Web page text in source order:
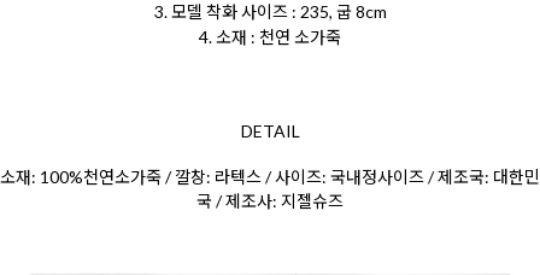
3. 모델 착화 사이즈 : 235, 굽 8cm
4. 소재 : 천연 소가죽
DETAIL
소재: 100%천연소가죽 / 깔창: 라텍스 / 사이즈: 국내정사이즈 / 제조국: 대한민
국 / 제조사: 지젤슈즈